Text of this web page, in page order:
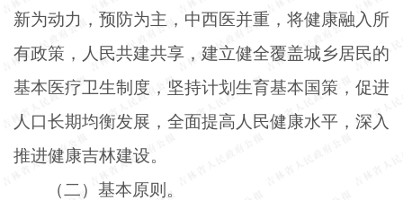
新为动力，预防为主，中西医并重，将健康融入所
有政策，人民共建共享，建立健全覆盖城乡居民的
基本医疗卫生制度，坚持计划生育基本国策，促进
人口长期均衡发展，全面提高人民健康水平，深入
推进健康吉林建设。
（二）基本原则。